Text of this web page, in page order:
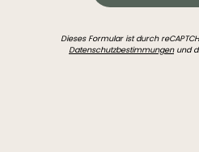
Dieses Formular ist durch
Datenschutzbestimmungenund